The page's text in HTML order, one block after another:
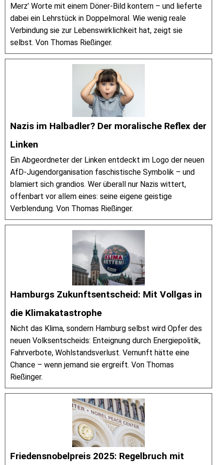
Merz’ Worte mit einem Döner-Bild kontern – und lieferte
dabei ein Lehrstück in Doppelmoral. Wie wenig reale
Verbindung sie zur Lebenswirklichkeit hat, zeigt sie
selbst. Von Thomas Rießinger.
Nazis im Halbadler? Der moralische Reflex der
Linken
Ein Abgeordneter der Linken entdeckt im Logo der neuen
AfD-Jugendorganisation faschistische Symbolik – und
blamiert sich grandios. Wer überall nur Nazis wittert,
offenbart vor allem eines: seine eigene geistige
Verblendung. Von Thomas Rießinger.
Hamburgs Zukunftsentscheid: Mit Vollgas in
die Klimakatastrophe
Nicht das Klima, sondern Hamburg selbst wird Opfer des
neuen Volksentscheids: Enteignung durch Energiepolitik,
Fahrverbote, Wohlstandsverlust. Vernunft hätte eine
Chance – wenn jemand sie ergreift. Von Thomas
Rießinger.
Friedensnobelpreis 2025: Regelbruch mit